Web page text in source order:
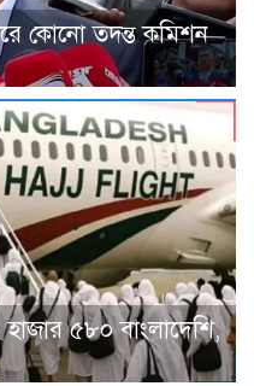
কোনো তদন্ত কমিশন
৫৮০ বাংলাদেশি,